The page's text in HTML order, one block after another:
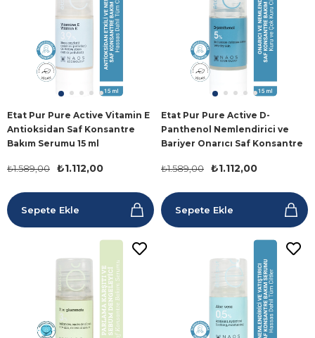
Etat Pur Pure Active Vitamin E
Antioksidan Saf Konsantre
Bakım Serumu 15 ml
₺1.112,00
₺1.589,00
Sepete Ekle
Etat Pur Pure Active D-
Panthenol Nemlendirici ve
Bariyer Onarıcı Saf Konsantre
₺1.112,00
₺1.589,00
Sepete Ekle